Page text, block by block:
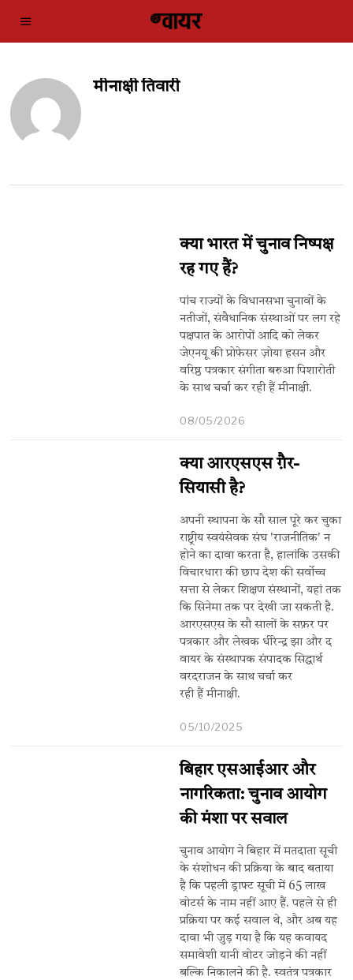
मीनाक्षी तिवारी
क्या भारत में चुनाव निष्पक्ष
रह गए हैं?
पांच राज्यों के विधानसभा चुनावों के
नतीजों, संवैधानिक संस्थाओं पर लग रहे
पक्षपात के आरोपों आदि को लेकर
जेएनयू की प्रोफेसर ज़ोया हसन और
वरिष्ठ पत्रकार संगीता बरुआ पिशारोती
के साथ चर्चा कर रही हैं मीनाक्षी.
08/05/2026
क्या आरएसएस ग़ैर-
सियासी है?
अपनी स्थापना के सौ साल पूरे कर चुका
राष्ट्रीय स्वयंसेवक संघ 'राजनीतिक' न
होने का दावा करता है, हालांकि उसकी
विचारधारा की छाप देश की सर्वोच्च
सत्ता से लेकर शिक्षण संस्थानों, यहां तक
कि सिनेमा तक पर देखी जा सकती है.
आरएसएस के सौ सालों के सफ़र पर
पत्रकार और लेखक धीरेन्द्र झा और द
वायर के संस्थापक संपादक सिद्धार्थ
वरदराजन के साथ चर्चा कर
रही हैं मीनाक्षी.
05/10/2025
बिहार एसआईआर और
नागरिकता: चुनाव आयोग
की मंशा पर सवाल
चुनाव आयोग ने बिहार में मतदाता सूची
के संशोधन की प्रक्रिया के बाद बताया
है कि पहली ड्राफ्ट सूची में 65 लाख
वोटर्स के नाम नहीं आए हैं. पहले से ही
प्रक्रिया पर कई सवाल थे, और अब यह
दावा भी जुड़ गया है कि यह कवायद
समावेशी यानी वोटर जोड़ने की नहीं
बल्कि निकालने की है. स्वतंत्र पत्रकार